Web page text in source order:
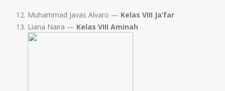
Muhammad Javas Alvaro — Kelas VIII Ja’far
Liana Naira — Kelas VIII Aminah